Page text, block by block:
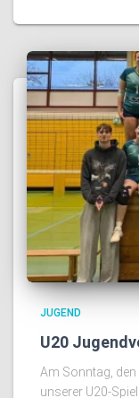
JUGEND
U20
Am Sonntag, den
unserer U20-